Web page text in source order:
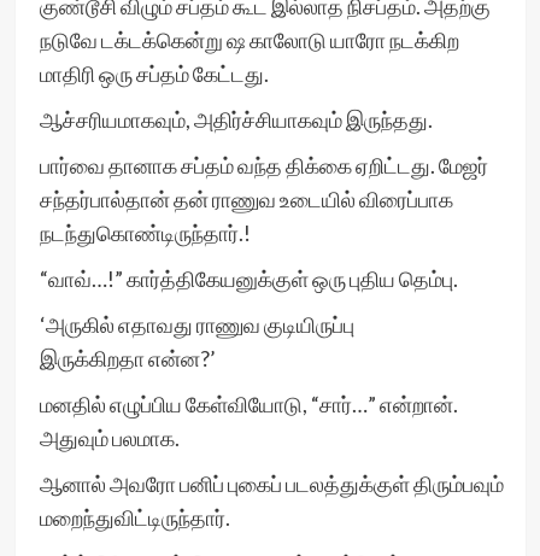
குண்டூசி விழும் சப்தம் கூட இல்லாத நிசப்தம். அதற்கு
நடுவே டக்டக்கென்று ஷ காலோடு யாரோ நடக்கிற
மாதிரி ஒரு சப்தம் கேட்டது.
ஆச்சரியமாகவும், அதிர்ச்சியாகவும் இருந்தது.
பார்வை தானாக சப்தம் வந்த திக்கை ஏறிட்டது. மேஜர்
சந்தர்பால்தான் தன் ராணுவ உடையில் விரைப்பாக
நடந்துகொண்டிருந்தார்.!
“வாவ்…!” கார்த்திகேயனுக்குள் ஒரு புதிய தெம்பு.
‘அருகில் எதாவது ராணுவ குடியிருப்பு
இருக்கிறதா என்ன?’
மனதில் எழுப்பிய கேள்வியோடு, “சார்…” என்றான்.
அதுவும் பலமாக.
ஆனால் அவரோ பனிப் புகைப் படலத்துக்குள் திரும்பவும்
மறைந்துவிட்டிருந்தார்.